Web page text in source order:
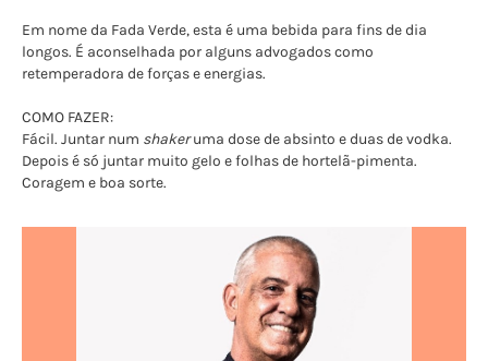
Em nome da Fada Verde, esta é uma bebida para fins de dia
longos. É aconselhada por alguns advogados como
retemperadora de forças e energias.
COMO FAZER:
Fácil. Juntar num shakeruma dose de absinto e duas de vodka.
Depois é só juntar muito gelo e folhas de hortelã-pimenta.
Coragem e boa sorte.